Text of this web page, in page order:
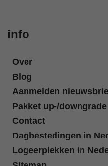
info
Over
Blog
Aanmelden
Pakket up-/downgrade
Contact
Dagbestedingen in
Logeerplekken in